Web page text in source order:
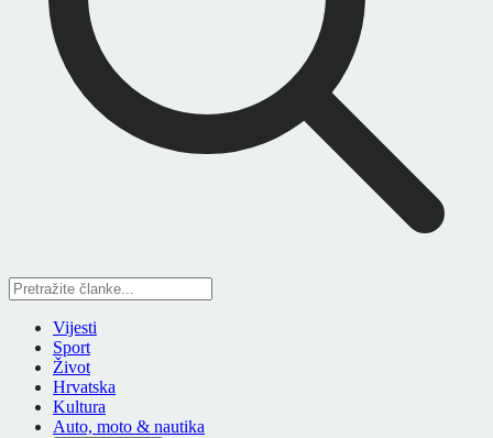
Vijesti
Sport
Život
Hrvatska
Kultura
Auto, moto & nautika